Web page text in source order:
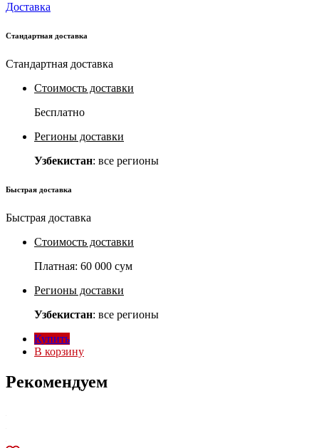
Доставка
Стандартная доставка
Стандартная доставка
Стоимость доставки
Бесплатно
Регионы доставки
Узбекистан: все регионы
Быстрая доставка
Быстрая доставка
Стоимость доставки
Платная: 60 000 сум
Регионы доставки
Узбекистан: все регионы
Купить
В корзину
Рекомендуем